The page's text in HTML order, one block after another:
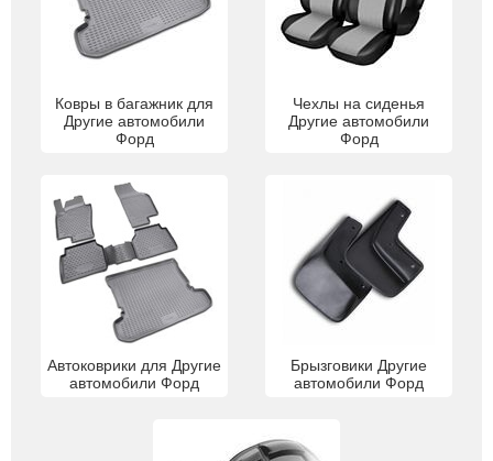
Ковры в багажник для
Другие автомобили
Форд
Чехлы на сиденья
Другие автомобили
Форд
Автоковрики для Другие
автомобили Форд
Брызговики Другие
автомобили Форд